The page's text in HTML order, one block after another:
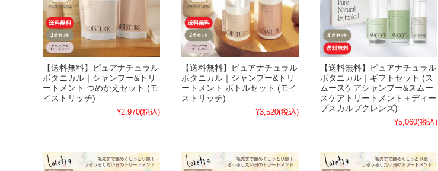
【送料無料】ピュアナチュラル
ボタニカル｜シャンプー&トリ
ートメント つめかえセット (モ
イストリッチ)
¥2,970(税込)
【送料無料】ピュアナチュラル
ボタニカル｜シャンプー&トリ
ートメント ボトルセット (モイ
ストリッチ)
¥3,520(税込)
【送料無料】ピュアナチュラル
ボタニカル｜ギフトセット (ス
ムースケアシャンプー&スムー
スケアトリートメント＋ディー
プスカルプクレンズ)
¥5,060(税込)